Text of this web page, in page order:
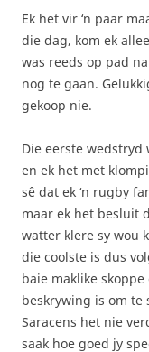
Ek het vir ‘n paar
die dag, kom ek
was reeds op pad
nog te gaan.
gekoop nie.
Die eerste wedstryd
en ek het met
sê dat ek ‘n rugby
maar ek het besluit
watter klere sy wou
die coolste is dus
baie maklike
beskrywing is om te
Saracens het nie
saak hoe goed jy